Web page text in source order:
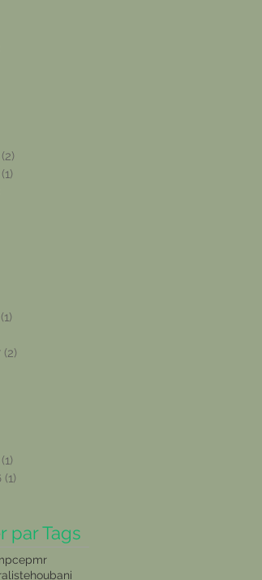
(2)
(1)
(1)
(2)
(1)
(1)
par Tags
cepmr
houbani